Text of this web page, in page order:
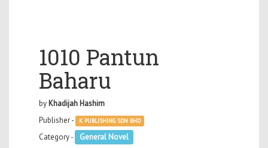
1010 Pantun
Baharu
by Khadijah Hashim
Publisher -
K PUBLISHING SDN BHD
Category - General Novel